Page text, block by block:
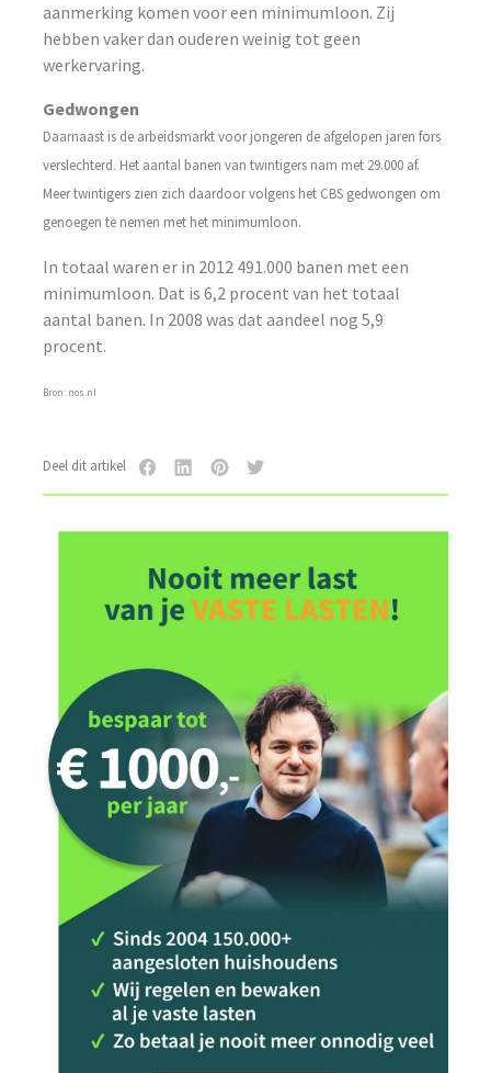
aanmerking komen voor een minimumloon. Zij
hebben vaker dan ouderen weinig tot geen
werkervaring.
Gedwongen
Daarnaast is de arbeidsmarkt voor jongeren de afgelopen jaren fors
verslechterd. Het aantal banen van twintigers nam met 29.000 af.
Meer twintigers zien zich daardoor volgens het CBS gedwongen om
genoegen te nemen met het minimumloon.
In totaal waren er in 2012 491.000 banen met een
minimumloon. Dat is 6,2 procent van het totaal
aantal banen. In 2008 was dat aandeel nog 5,9
procent.
Bron: nos.nl
Deel dit artikel